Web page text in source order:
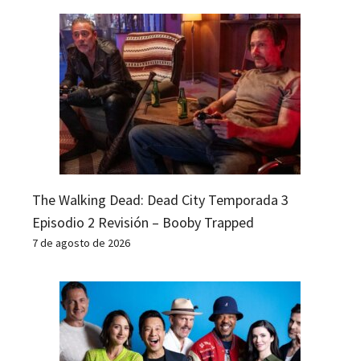
The Walking Dead: Dead City Temporada 3
Episodio 2 Revisión – Booby Trapped
7 de agosto de 2026